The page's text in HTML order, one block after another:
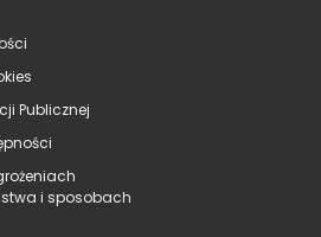
Publicznej
i sposobach